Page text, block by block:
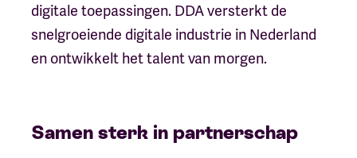
digitale toepassingen. DDA versterkt de
snelgroeiende digitale industrie in Nederland
en ontwikkelt het talent van morgen.
Samen sterk in partnerschap